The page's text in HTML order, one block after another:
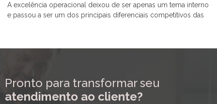
A excelência operacional deixou de ser apenas um tema interno
e passou a ser um dos principais diferenciais competitivos das
Pronto para transformar seu
atendimento ao cliente?